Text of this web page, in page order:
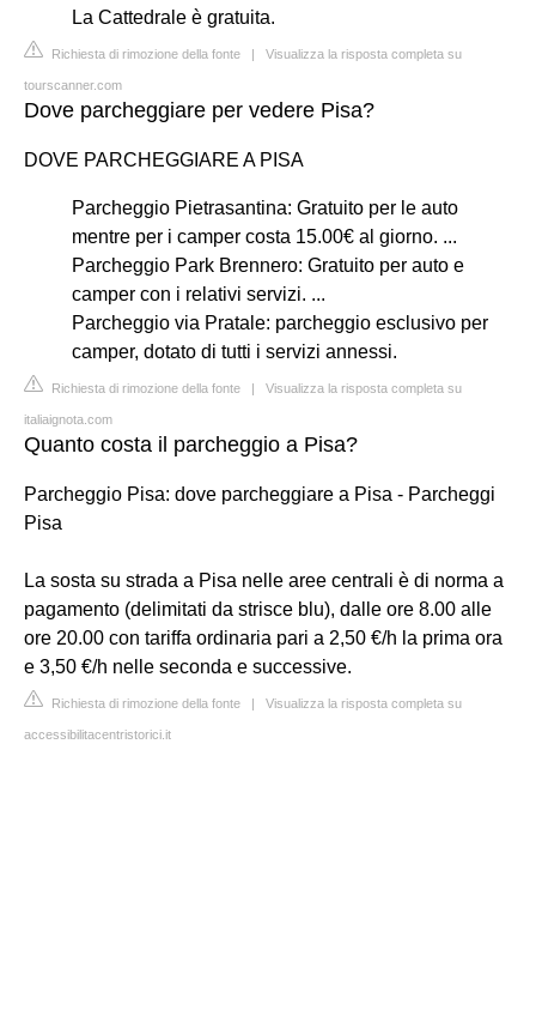
La Cattedrale è gratuita.
Richiesta di rimozione della fonte | Visualizza la risposta completa su
tourscanner.com
Dove parcheggiare per vedere Pisa?
DOVE PARCHEGGIARE A PISA
Parcheggio Pietrasantina: Gratuito per le auto
mentre per i camper costa 15.00€ al giorno. ...
Parcheggio Park Brennero: Gratuito per auto e
camper con i relativi servizi. ...
Parcheggio via Pratale: parcheggio esclusivo per
camper, dotato di tutti i servizi annessi.
Richiesta di rimozione della fonte | Visualizza la risposta completa su
italiaignota.com
Quanto costa il parcheggio a Pisa?
Parcheggio Pisa: dove parcheggiare a Pisa - Parcheggi
Pisa
La sosta su strada a Pisa nelle aree centrali è di norma a
pagamento (delimitati da strisce blu), dalle ore 8.00 alle
ore 20.00 con tariffa ordinaria pari a 2,50 €/h la prima ora
e 3,50 €/h nelle seconda e successive.
Richiesta di rimozione della fonte | Visualizza la risposta completa su
accessibilitacentristorici.it